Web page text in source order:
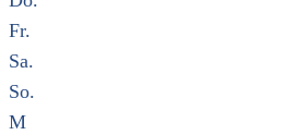
Fr.
Sa.
So.
M